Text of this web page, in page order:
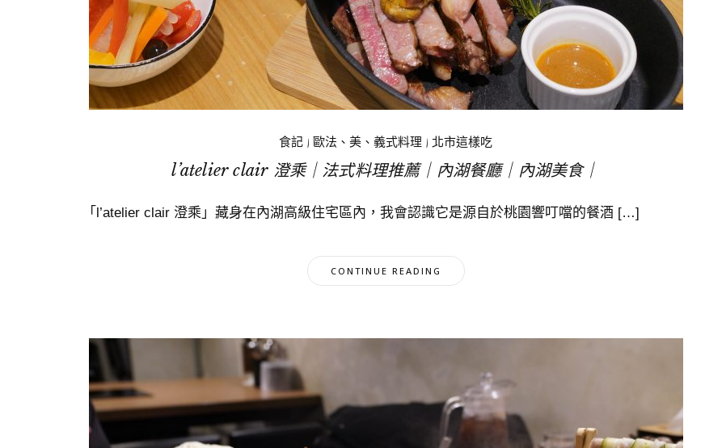
食記 | 歐法、美、義式料理 | 北市這樣吃
l’atelier clair 澄乘｜法式料理推薦｜內湖餐廳｜內湖美食｜
「l’atelier clair 澄乘」藏身在內湖高級住宅區內，我會認識它是源自於桃園響叮噹的餐酒 […]
CONTINUE READING